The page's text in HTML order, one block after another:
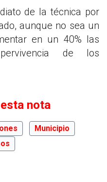
de la técnica por
aunque no sea un
en un 40% las
de los
nota
Municipio